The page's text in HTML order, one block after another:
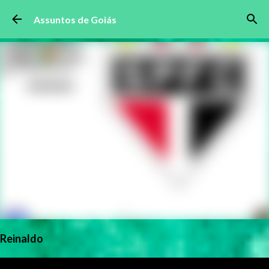
Pular para o conteúdo principal
Assuntos de Goiás
Reinaldo